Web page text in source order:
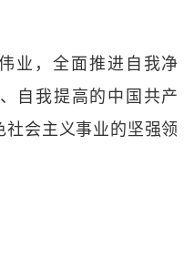
业，全面推进自我净
自我提高的中国共产
会主义事业的坚强领